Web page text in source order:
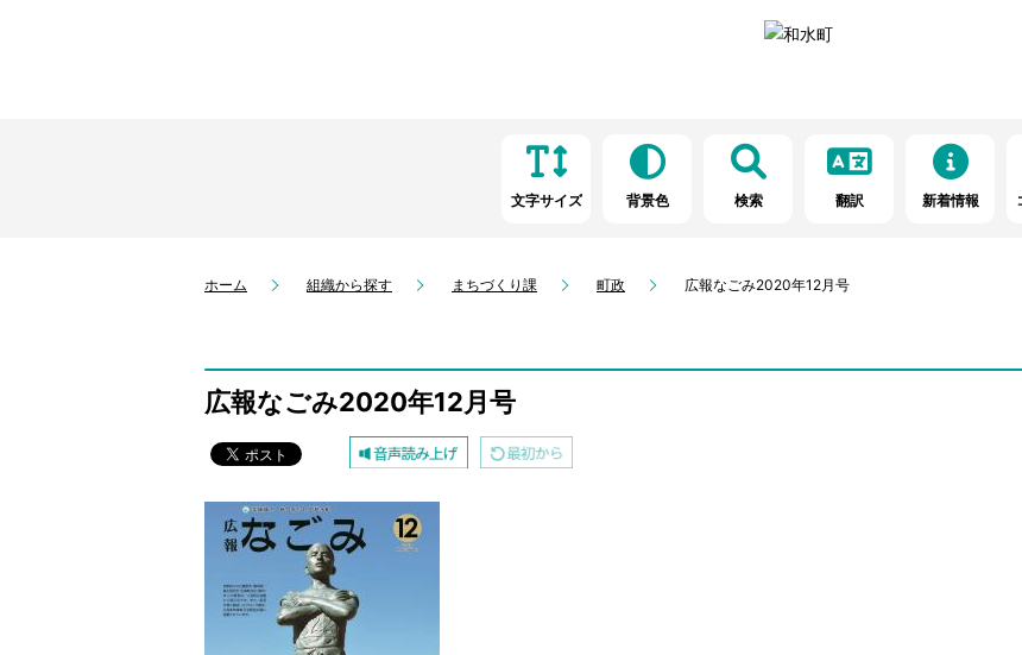
文字サイズ 背景色 検索 翻訳 新着情報
ホーム 組織から探す まちづくり課 町政 広報なごみ2020年12月号
広報なごみ2020年12月号